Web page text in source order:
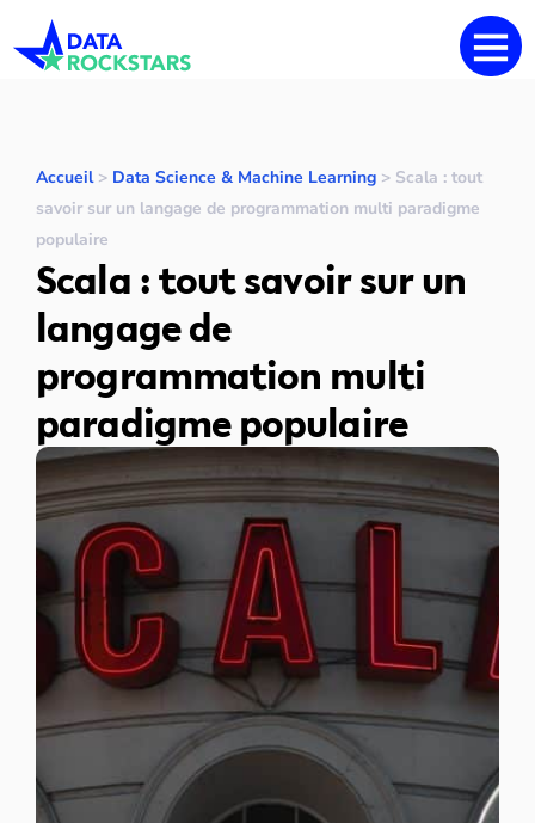
Accueil> Data Science & Machine Learning > Scala : tout
savoir sur un langage de programmation multi paradigme
populaire
Scala : tout savoir sur un
langage de
programmation multi
paradigme populaire